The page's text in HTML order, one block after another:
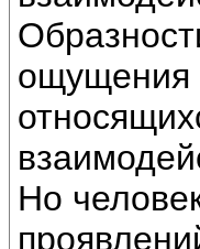
ощущения
Но